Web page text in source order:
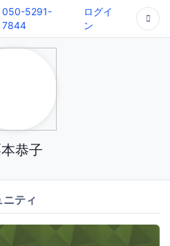
050-5291-
7844
ログイ
ン
恭子
ティ